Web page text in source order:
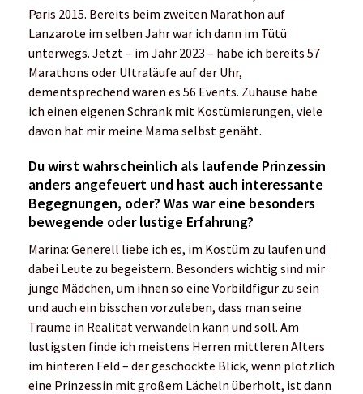
Paris 2015. Bereits beim zweiten Marathon auf
Lanzarote im selben Jahr war ich dann im Tütü
unterwegs. Jetzt – im Jahr 2023 – habe ich bereits 57
Marathons oder Ultraläufe auf der Uhr,
dementsprechend waren es 56 Events. Zuhause habe
ich einen eigenen Schrank mit Kostümierungen, viele
davon hat mir meine Mama selbst genäht.
Du wirst wahrscheinlich als laufende Prinzessin
anders angefeuert und hast auch interessante
Begegnungen, oder? Was war eine besonders
bewegende oder lustige Erfahrung?
Marina: Generell liebe ich es, im Kostüm zu laufen und
dabei Leute zu begeistern. Besonders wichtig sind mir
junge Mädchen, um ihnen so eine Vorbildfigur zu sein
und auch ein bisschen vorzuleben, dass man seine
Träume in Realität verwandeln kann und soll. Am
lustigsten finde ich meistens Herren mittleren Alters
im hinteren Feld – der geschockte Blick, wenn plötzlich
eine Prinzessin mit großem Lächeln überholt, ist dann